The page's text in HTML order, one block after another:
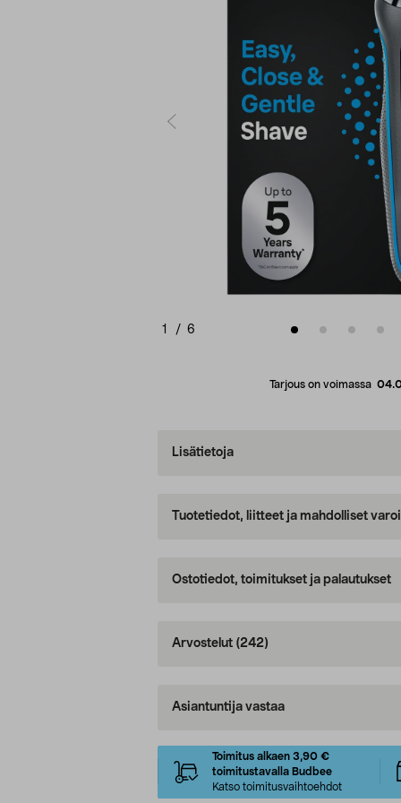
1 / 6
Tarjous on voimassa
Lisätietoja
Tuotetiedot, liitteet ja mahdolliset
Ostotiedot, toimitukset ja palautukset
Arvostelut (242)
Asiantuntija vastaa
Toimitus alkaen 3,90 €
toimitustavalla Budbee
Katso toimitusvaihtoehdot